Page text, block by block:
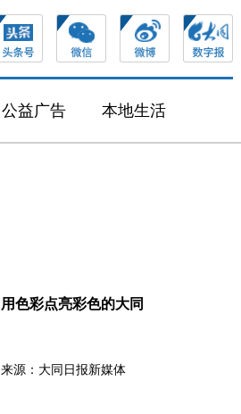
公益广告 本地生活
用色彩点亮彩色的大同
来源：大同日报新媒体